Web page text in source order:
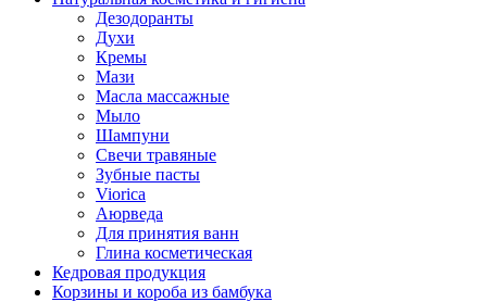
Дезодоранты
Духи
Кремы
Мази
Масла массажные
Мыло
Шампуни
Свечи травяные
Зубные пасты
Viorica
Аюрведа
Для принятия ванн
Глина косметическая
Кедровая продукция
Корзины и короба из бамбука